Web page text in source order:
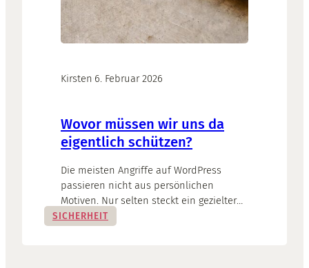
Kirsten·6. Februar 2026
Wovor müssen wir uns da
eigentlich schützen?
Die meisten Angriffe auf WordPress
passieren nicht aus persönlichen
Motiven. Nur selten steckt ein gezielter
Angriff dahinter wie z. B. bei politischen
SICHERHEIT